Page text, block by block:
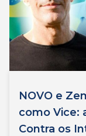
NOVO e
como Vice:
Contra os